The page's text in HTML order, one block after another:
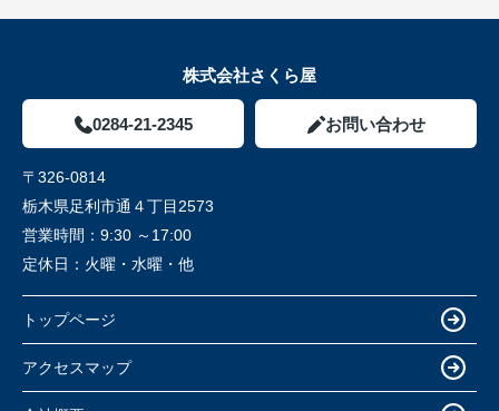
株式会社さくら屋
0284-21-2345 お問い合わせ
〒326-0814
栃木県足利市通４丁目2573
営業時間： 9:30 ～17:00
定休日： 火曜・水曜・他
トップページ
アクセスマップ